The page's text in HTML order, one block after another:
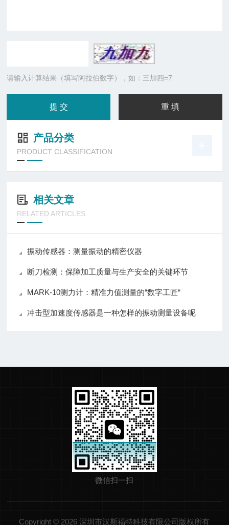
请输入计算结果（填写阿拉伯数字），如：三加四=7
产品分类
PRODUCT CLASSIFICATION
相关文章
RELATED ARTICLES
振动传感器：测量振动的精密仪器
断刀检测：保障加工质量与生产安全的关键环节
MARK-10测力计：精准力值测量的“数字工匠“
冲击型加速度传感器是一种怎样的振动测量设备呢
微信扫一扫
Copyright © 2026 深圳市汉斯福特科技有限公司版权所有